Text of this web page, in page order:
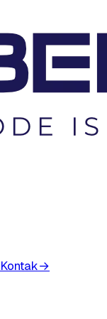
Kontak→